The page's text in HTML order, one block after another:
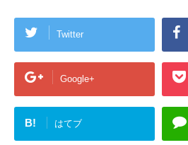
Twitter
Google+
B! はてブ